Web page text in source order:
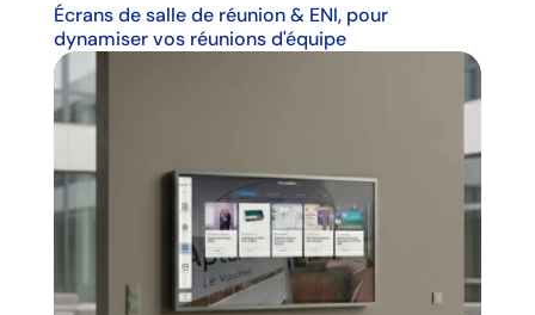
Écrans de salle de réunion & ENI, pour
dynamiser vos réunions d'équipe